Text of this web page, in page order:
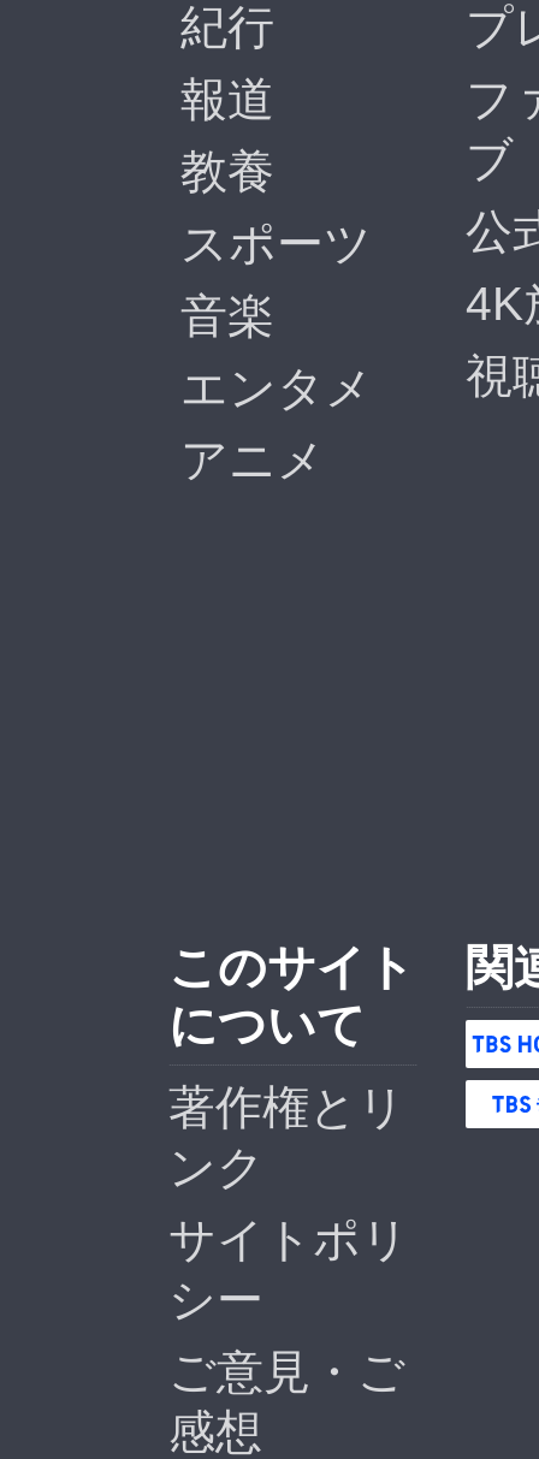
紀行
報道
教養
スポーツ
音楽
エンタメ
アニメ
プ
フ
ブ
公
4K
視
このサイト
について
著作権とリ
ンク
サイトポリ
シー
ご意見・ご
感想
関